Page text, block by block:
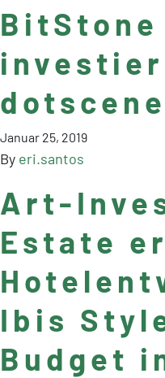
dotscene
Januar 25, 2019
By eri.santos
Art-
Estate
Ibis
Budget